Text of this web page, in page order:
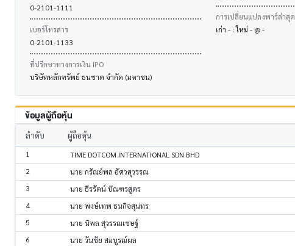
0-2101-1111
เบอร์โทรสาร
0-2101-1133
ที่ปรึกษาทางการเงิน IPO
บริษัทหลักทรัพย์ ธนชาต จำกัด (มหาชน)
การเปลี่ยนแปลงพาร์ล่าสุด
เก่า - : ใหม่ - @ -
ข้อมูลผู้ถือหุ้น
ลำดับ ผู้ถือหุ้น
1 TIME DOTCOM INTERNATIONAL SDN BHD
2 นาย กรัณย์พล อัศวสุวรรณ
3 นาย ธีรรัตน์ ปัณฑรสูตร
4 นาย พงษ์เทพ ธนกิจสุนทร
5 นาย นิพล สุวรรณเชษฐ์
6 นาย วันชัย สมบูรณ์ผล